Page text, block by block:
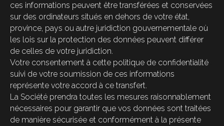
ces informations peuvent être transférées et conservées
sur des ordinateurs situés en dehors de votre état,
province, pays ou autre juridiction gouvernementale où
les lois sur la protection des données peuvent différer
de celles de votre juridiction.
Votre consentement à cette politique de confidentialité
suivi de votre soumission de ces informations
représente votre accord à ce transfert.
La Société prendra toutes les mesures raisonnablement
nécessaires pour garantir que vos données sont traitées
de manière sécurisée et conformément à la présente